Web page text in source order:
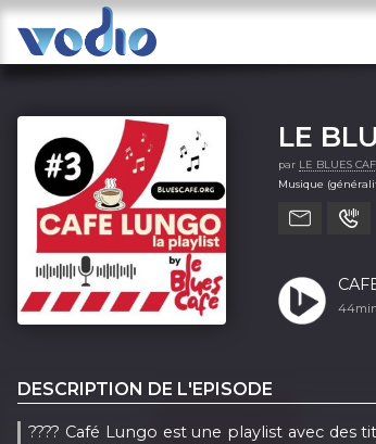
LE
par LE BLUES
Musique
DESCRIPTION DE L'EPISODE
???? Café Lungo est une playlist avec des